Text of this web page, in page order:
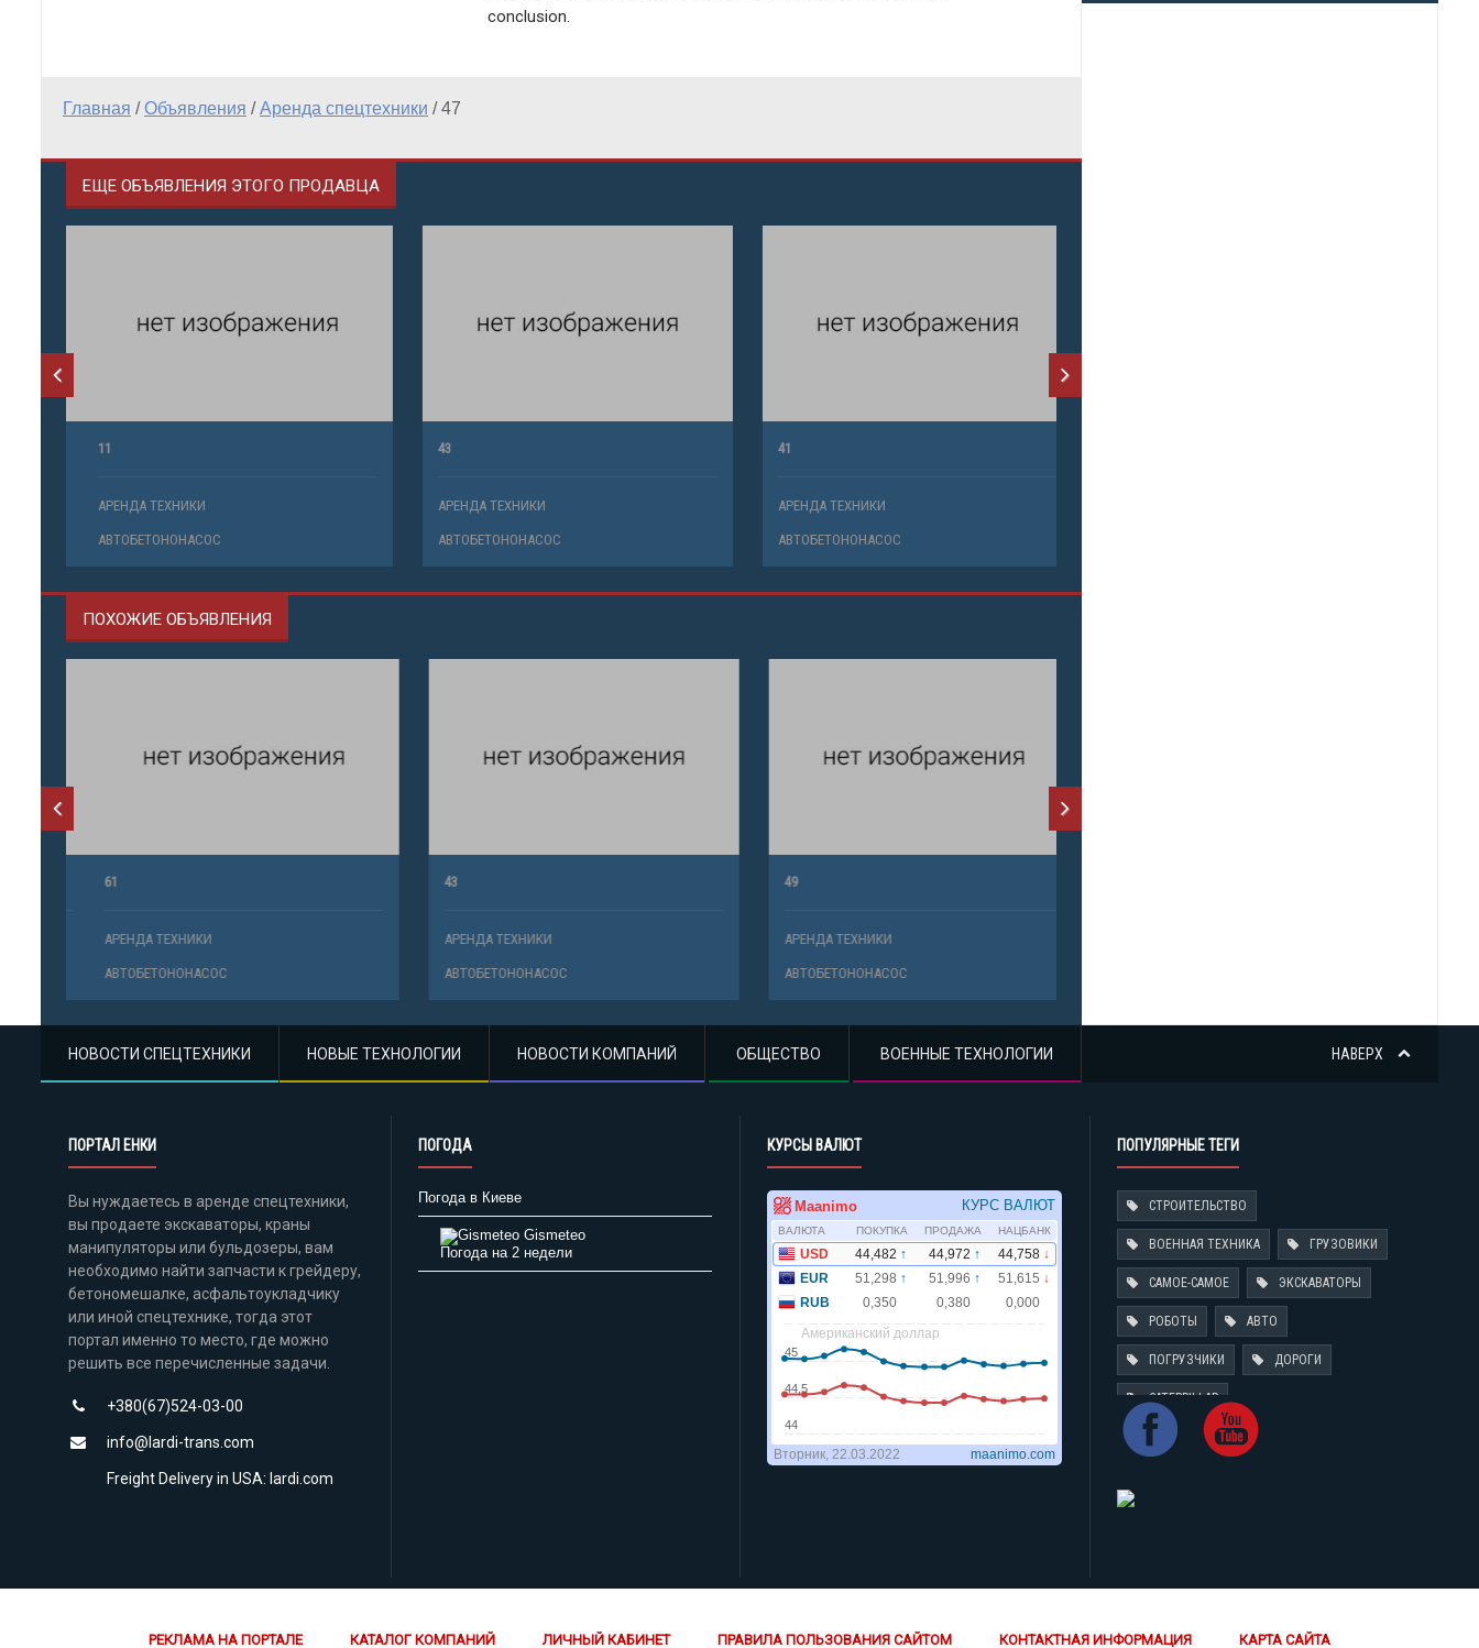
conclusion.
Главная /Объявления /Аренда спецтехники /47
ЕЩЕ ОБЪЯВЛЕНИЯ ЭТОГО ПРОДАВЦА
АРЕНДА ТЕХНИКИ
АВТОБЕТОНОНАСОС
АРЕНДА ТЕХНИКИ
АВТОБЕТОНОНАСОС
АРЕНДА ТЕХНИКИ
АВТОБЕТОНОНАСОС
ПОХОЖИЕ ОБЪЯВЛЕНИЯ
АРЕНДА ТЕХНИКИ
АВТОБЕТОНОНАСОС
АРЕНДА ТЕХНИКИ
АВТОБЕТОНОНАСОС
АРЕНДА ТЕХНИКИ
АВТОБЕТОНОНАСОС
НАВЕРХ
НОВОСТИ СПЕЦТЕХНИКИ НОВЫЕ ТЕХНОЛОГИИ НОВОСТИ КОМПАНИЙ ОБЩЕСТВО ВОЕННЫЕ ТЕХНОЛОГИИ
ПОРТАЛ ЕНКИ
Вы нуждаетесь в аренде спецтехники,
вы продаете экскаваторы, краны
манипуляторы или бульдозеры, вам
необходимо найти запчасти к грейдеру,
бетономешалке, асфальтоукладчику
или иной спецтехнике, тогда этот
портал именно то место, где можно
решить все перечисленные задачи.
+380(67)524-03-00
info@lardi-trans.com
Freight Delivery in USA: lardi.com
ПОГОДА
Погода в Киеве
Gismeteo
Погода на 2 недели
КУРСЫ ВАЛЮТ ПОПУЛЯРНЫЕ ТЕГИ
СТРОИТЕЛЬСТВО
ВОЕННАЯ ТЕХНИКА ГРУЗОВИКИ
САМОЕ-САМОЕ ЭКСКАВАТОРЫ
РОБОТЫ АВТО
ПОГРУЗЧИКИ ДОРОГИ
CATERPILLAR
РЕКЛАМА НА ПОРТАЛЕ КАТАЛОГ КОМПАНИЙ ЛИЧНЫЙ КАБИНЕТ ПРАВИЛА ПОЛЬЗОВАНИЯ САЙТОМ КОНТАКТНАЯ ИНФОРМАЦИЯ КАРТА САЙТА